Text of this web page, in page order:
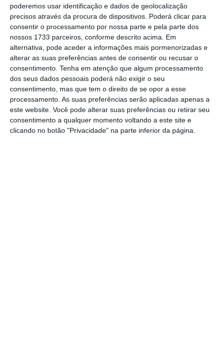
poderemos usar identificação e dados de geolocalização
precisos através da procura de dispositivos. Poderá clicar para
consentir o processamento por nossa parte e pela parte dos
nossos 1733 parceiros, conforme descrito acima. Em
alternativa, pode aceder a informações mais pormenorizadas e
alterar as suas preferências antes de consentir ou recusar o
consentimento. Tenha em atenção que algum processamento
dos seus dados pessoais poderá não exigir o seu
consentimento, mas que tem o direito de se opor a esse
processamento. As suas preferências serão aplicadas apenas a
este website. Você pode alterar suas preferências ou retirar seu
consentimento a qualquer momento voltando a este site e
clicando no botão "Privacidade" na parte inferior da página.
Ler Mais
Este negócio, a concretizar-se, poderá ser o
segundo maior em 2020, ficando atrás apenas
do conjunto de transações no valor de 56 mil
milhões de dólares entre as maiores
empresas de petróleo e gás da China a um
novo transportador nacional, de acordo com
os dados compilados pelaBloomberg.